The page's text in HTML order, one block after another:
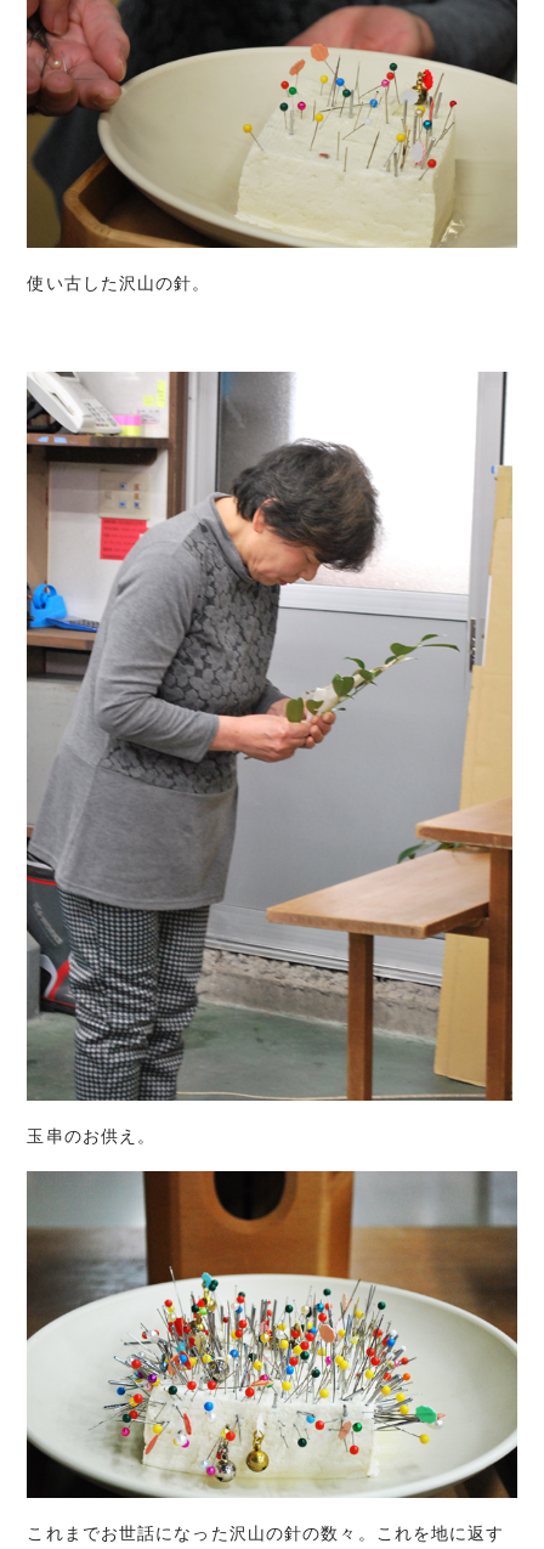
使い古した沢山の針。
玉串のお供え。
これまでお世話になった沢山の針の数々。これを地に返す